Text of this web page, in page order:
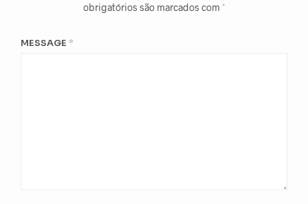
obrigatórios são marcados com *
MESSAGE *